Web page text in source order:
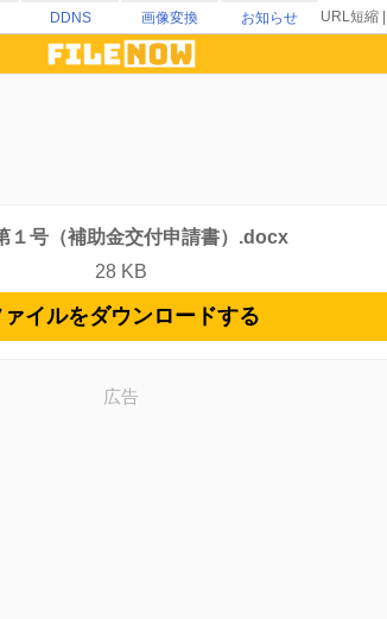
DDNS 画像変換 お知らせ URL短縮
１号（補助金交付申請書）.docx
28 KB
ァイルをダウンロードする
広告